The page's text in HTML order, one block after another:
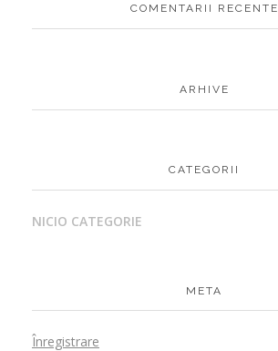
COMENTARII RECENTE
ARHIVE
CATEGORII
NICIO CATEGORIE
META
Înregistrare